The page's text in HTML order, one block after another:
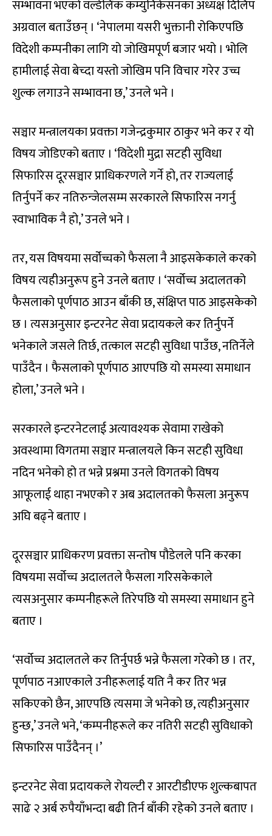
सम्भावना भएको वर्ल्डलिंक कम्युनिकेसनका अध्यक्ष दिलिप
अग्रवाल बताउँछन् । ‘नेपालमा यसरी भुक्तानी रोकिएपछि
विदेशी कम्पनीका लागि यो जोखिमपूर्ण बजार भयो । भोलि
हामीलाई सेवा बेच्दा यस्तो जोखिम पनि विचार गरेर उच्च
शुल्क लगाउने सम्भावना छ,’ उनले भने ।
सञ्चार मन्त्रालयका प्रवक्ता गजेन्द्रकुमार ठाकुर भने कर र यो
विषय जोडिएको बताए । ‘विदेशी मुद्रा सटही सुविधा
सिफारिस दूरसञ्चार प्राधिकरणले गर्ने हो, तर राज्यलाई
तिर्नुपर्ने कर नतिरुन्जेलसम्म सरकारले सिफारिस नगर्नु
स्वाभाविक नै हो,’ उनले भने ।
तर, यस विषयमा सर्वोच्चको फैसला नै आइसकेकाले करको
विषय त्यहीअनुरूप हुने उनले बताए । ‘सर्वोच्च अदालतको
फैसलाको पूर्णपाठ आउन बाँकी छ, संक्षिप्त पाठ आइसकेको
छ । त्यसअनुसार इन्टरनेट सेवा प्रदायकले कर तिर्नुपर्ने
भनेकाले जसले तिर्छ, तत्काल सटही सुविधा पाउँछ, नतिर्नेले
पाउँदैन । फैसलाको पूर्णपाठ आएपछि यो समस्या समाधान
होला,’ उनले भने ।
सरकारले इन्टरनेटलाई अत्यावश्यक सेवामा राखेको
अवस्थामा विगतमा सञ्चार मन्त्रालयले किन सटही सुविधा
नदिन भनेको हो त भन्ने प्रश्नमा उनले विगतको विषय
आफूलाई थाहा नभएको र अब अदालतको फैसला अनुरूप
अघि बढ्ने बताए ।
दूरसञ्चार प्राधिकरण प्रवक्ता सन्तोष पौडेलले पनि करका
विषयमा सर्वोच्च अदालतले फैसला गरिसकेकाले
त्यसअनुसार कम्पनीहरूले तिरेपछि यो समस्या समाधान हुने
बताए ।
‘सर्वोच्च अदालतले कर तिर्नुपर्छ भन्ने फैसला गरेको छ । तर,
पूर्णपाठ नआएकाले उनीहरूलाई यति नै कर तिर भन्न
सकिएको छैन, आएपछि त्यसमा जे भनेको छ, त्यहीअनुसार
हुन्छ,’ उनले भने, ‘कम्पनीहरूले कर नतिरी सटही सुविधाको
सिफारिस पाउँदैनन् ।’
इन्टरनेट सेवा प्रदायकले रोयल्टी र आरटीडीएफ शुल्कबापत
साढे २ अर्ब रुपैयाँभन्दा बढी तिर्न बाँकी रहेको उनले बताए ।